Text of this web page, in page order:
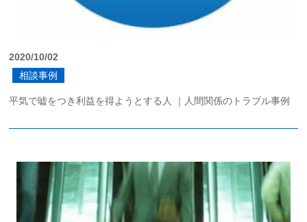
2020/10/02
相談事例
平気で嘘をつき利益を得ようとする人 ｜人間関係のトラブル事例